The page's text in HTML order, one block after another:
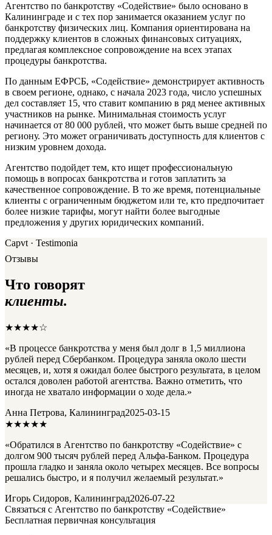
Агентство по банкротству «Содействие» было основано в
Калининграде и с тех пор занимается оказанием услуг по
банкротству физических лиц. Компания ориентирована на
поддержку клиентов в сложных финансовых ситуациях,
предлагая комплексное сопровождение на всех этапах
процедуры банкротства.
По данным ЕФРСБ, «Содействие» демонстрирует активность
в своем регионе, однако, с начала 2023 года, число успешных
дел составляет 15, что ставит компанию в ряд менее активных
участников на рынке. Минимальная стоимость услуг
начинается от 80 000 рублей, что может быть выше средней по
региону. Это может ограничивать доступность для клиентов с
низким уровнем дохода.
Агентство подойдет тем, кто ищет профессиональную
помощь в вопросах банкротства и готов заплатить за
качественное сопровождение. В то же время, потенциальные
клиенты с ограниченным бюджетом или те, кто предпочитает
более низкие тарифы, могут найти более выгодные
предложения у других юридических компаний.
Capvt · Testimonia
Отзывы
Что говорят
клиенты.
★★★★☆
«В процессе банкротства у меня был долг в 1,5 миллиона
рублей перед Сбербанком. Процедура заняла около шести
месяцев, и, хотя я ожидал более быстрого результата, в целом
остался доволен работой агентства. Важно отметить, что
иногда не хватало информации о ходе дела.»
Анна Петрова, Калининград2025-03-15
★★★★★
«Обратился в Агентство по банкротству «Содействие» с
долгом 900 тысяч рублей перед Альфа-Банком. Процедура
прошла гладко и заняла около четырех месяцев. Все вопросы
решались быстро, и я получил желаемый результат.»
Игорь Сидоров, Калининград2026-07-22
Связаться с Агентство по банкротству «Содействие»
Бесплатная первичная консультация